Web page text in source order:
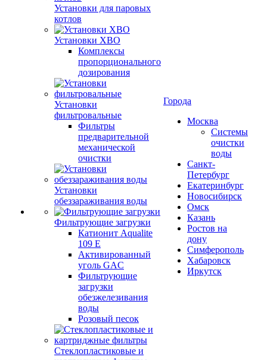
Установки для паровых
котлов
Установки ХВО
Комплексы
пропорционального
дозирования
Установки
фильтровальные
Фильтры
предварительной
механической
очистки
Установки
обеззараживания воды
Фильтрующие загрузки
Катионит Aqualite
109 E
Активированный
уголь GAC
Фильтрующие
загрузки
обезжелезивания
воды
Розовый песок
Стеклопластиковые и
Города
Москва
Системы
очистки
воды
Санкт-
Петербург
Екатеринбург
Новосибирск
Омск
Казань
Ростов на
дону
Симферополь
Хабаровск
Иркутск